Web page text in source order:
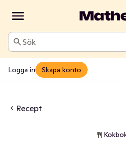
Sök
Logga in Skapa konto
Recept